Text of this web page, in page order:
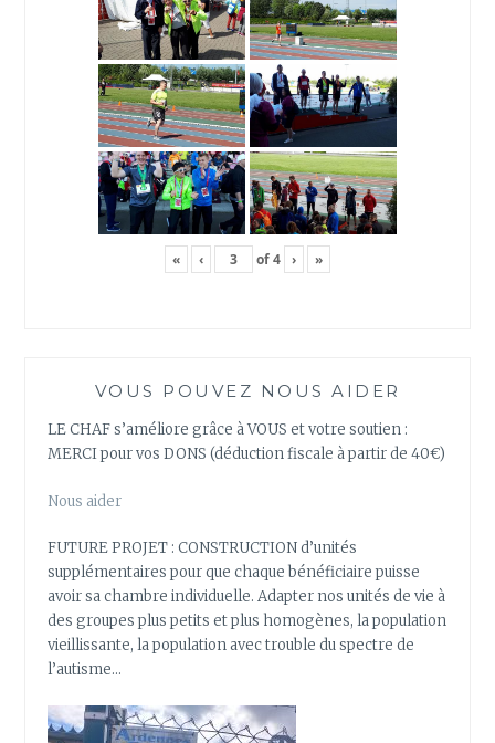
« ‹ of4 › »
VOUS POUVEZ NOUS AIDER
LE CHAF s’améliore grâce à VOUS et votre soutien :
MERCI pour vos DONS (déduction fiscale à partir de 40€)
Nous aider
FUTURE PROJET : CONSTRUCTION d’unités
supplémentaires pour que chaque bénéficiaire puisse
avoir sa chambre individuelle. Adapter nos unités de vie à
des groupes plus petits et plus homogènes, la population
vieillissante, la population avec trouble du spectre de
l’autisme…